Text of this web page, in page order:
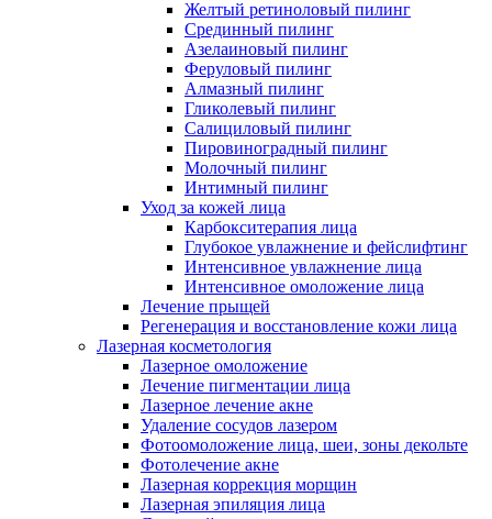
Желтый ретиноловый пилинг
Срединный пилинг
Азелаиновый пилинг
Феруловый пилинг
Алмазный пилинг
Гликолевый пилинг
Салициловый пилинг
Пировиноградный пилинг
Молочный пилинг
Интимный пилинг
Уход за кожей лица
Карбокситерапия лица
Глубокое увлажнение и фейслифтинг
Интенсивное увлажнение лица
Интенсивное омоложение лица
Лечение прыщей
Регенерация и восстановление кожи лица
Лазерная косметология
Лазерное омоложение
Лечение пигментации лица
Лазерное лечение акне
Удаление сосудов лазером
Фотоомоложение лица, шеи, зоны декольте
Фотолечение акне
Лазерная коррекция морщин
Лазерная эпиляция лица